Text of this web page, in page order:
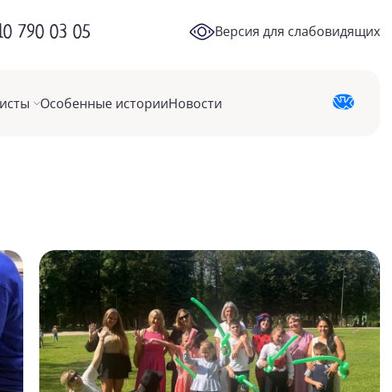
790 03 05 Версия для слабовидящих
Особенные историиНовости